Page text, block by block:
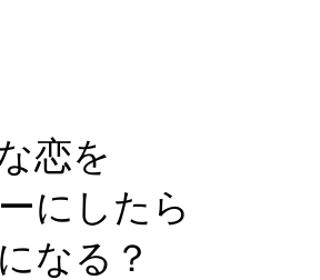
恋を
にしたら
なる？